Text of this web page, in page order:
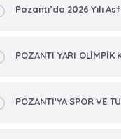
Pozantı’da 2026 Yılı
POZANTI YARI OLİMPİK
POZANTI'YA SPOR VE